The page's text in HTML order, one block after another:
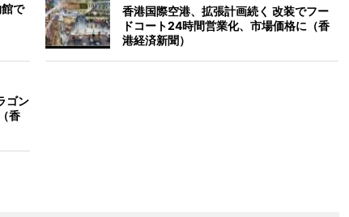
で
香港国際空港、拡張計画続く 改装でフー
ドコート24時間営業化、市場価格に（香
港経済新聞）
ゴン
香